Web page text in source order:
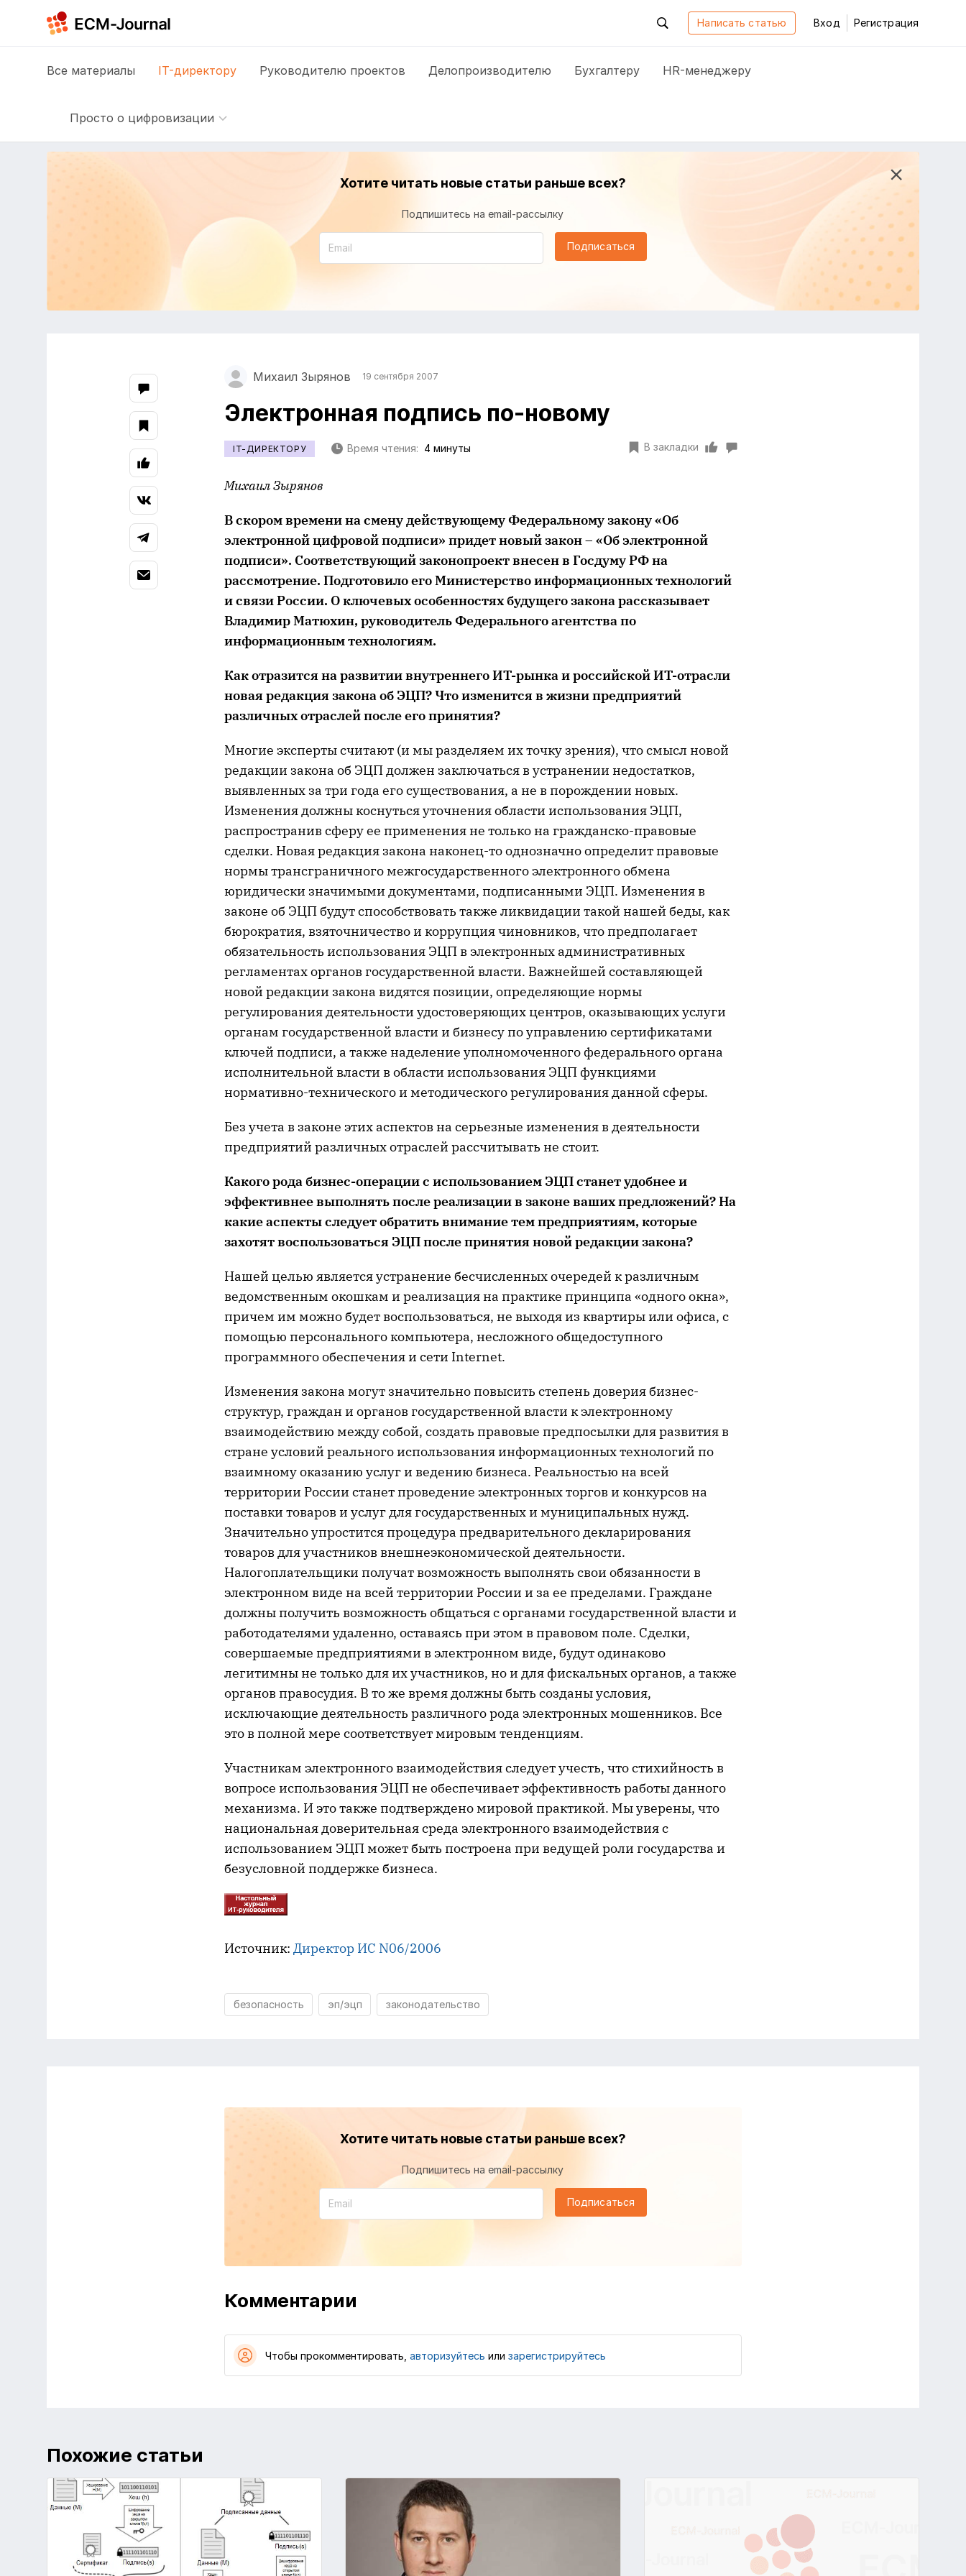
Написать статью Вход Регистрация
Все материалы IT-директору Руководителю проектов Делопроизводителю Бухгалтеру HR-менеджеру
Просто о цифровизации
Хотите читать новые статьи раньше всех?
Подпишитесь на email-рассылку
Подписаться
Михаил Зырянов 19 сентября 2007
Электронная подпись по-новому
IT-ДИРЕКТОРУ Время чтения: 4 минуты В закладки
Михаил Зырянов
В скором времени на смену действующему Федеральному закону «Об
электронной цифровой подписи» придет новый закон – «Об электронной
подписи». Соответствующий законопроект внесен в Госдуму РФ на
рассмотрение. Подготовило его Министерство информационных технологий
и связи России. О ключевых особенностях будущего закона рассказывает
Владимир Матюхин, руководитель Федерального агентства по
информационным технологиям.
Как отразится на развитии внутреннего ИТ-рынка и российской ИТ-отрасли
новая редакция закона об ЭЦП? Что изменится в жизни предприятий
различных отраслей после его принятия?
Многие эксперты считают (и мы разделяем их точку зрения), что смысл новой
редакции закона об ЭЦП должен заключаться в устранении недостатков,
выявленных за три года его существования, а не в порождении новых.
Изменения должны коснуться уточнения области использования ЭЦП,
распространив сферу ее применения не только на гражданско-правовые
сделки. Новая редакция закона наконец-то однозначно определит правовые
нормы трансграничного межгосударственного электронного обмена
юридически значимыми документами, подписанными ЭЦП. Изменения в
законе об ЭЦП будут способствовать также ликвидации такой нашей беды, как
бюрократия, взяточничество и коррупция чиновников, что предполагает
обязательность использования ЭЦП в электронных административных
регламентах органов государственной власти. Важнейшей составляющей
новой редакции закона видятся позиции, определяющие нормы
регулирования деятельности удостоверяющих центров, оказывающих услуги
органам государственной власти и бизнесу по управлению сертификатами
ключей подписи, а также наделение уполномоченного федерального органа
исполнительной власти в области использования ЭЦП функциями
нормативно-технического и методического регулирования данной сферы.
Без учета в законе этих аспектов на серьезные изменения в деятельности
предприятий различных отраслей рассчитывать не стоит.
Какого рода бизнес-операции с использованием ЭЦП станет удобнее и
эффективнее выполнять после реализации в законе ваших предложений? На
какие аспекты следует обратить внимание тем предприятиям, которые
захотят воспользоваться ЭЦП после принятия новой редакции закона?
Нашей целью является устранение бесчисленных очередей к различным
ведомственным окошкам и реализация на практике принципа «одного окна»,
причем им можно будет воспользоваться, не выходя из квартиры или офиса, с
помощью персонального компьютера, несложного общедоступного
программного обеспечения и сети Internet.
Изменения закона могут значительно повысить степень доверия бизнес-
структур, граждан и органов государственной власти к электронному
взаимодействию между собой, создать правовые предпосылки для развития в
стране условий реального использования информационных технологий по
взаимному оказанию услуг и ведению бизнеса. Реальностью на всей
территории России станет проведение электронных торгов и конкурсов на
поставки товаров и услуг для государственных и муниципальных нужд.
Значительно упростится процедура предварительного декларирования
товаров для участников внешнеэкономической деятельности.
Налогоплательщики получат возможность выполнять свои обязанности в
электронном виде на всей территории России и за ее пределами. Граждане
должны получить возможность общаться с органами государственной власти и
работодателями удаленно, оставаясь при этом в правовом поле. Сделки,
совершаемые предприятиями в электронном виде, будут одинаково
легитимны не только для их участников, но и для фискальных органов, а также
органов правосудия. В то же время должны быть созданы условия,
исключающие деятельность различного рода электронных мошенников. Все
это в полной мере соответствует мировым тенденциям.
Участникам электронного взаимодействия следует учесть, что стихийность в
вопросе использования ЭЦП не обеспечивает эффективность работы данного
механизма. И это также подтверждено мировой практикой. Мы уверены, что
национальная доверительная среда электронного взаимодействия с
использованием ЭЦП может быть построена при ведущей роли государства и
безусловной поддержке бизнеса.
Источник: Директор ИС N06/2006
безопасность эп/эцп законодательство
Хотите читать новые статьи раньше всех?
Подпишитесь на email-рассылку
Подписаться
Комментарии
Чтобы прокомментировать, авторизуйтесь или зарегистрируйтесь
Похожие статьи